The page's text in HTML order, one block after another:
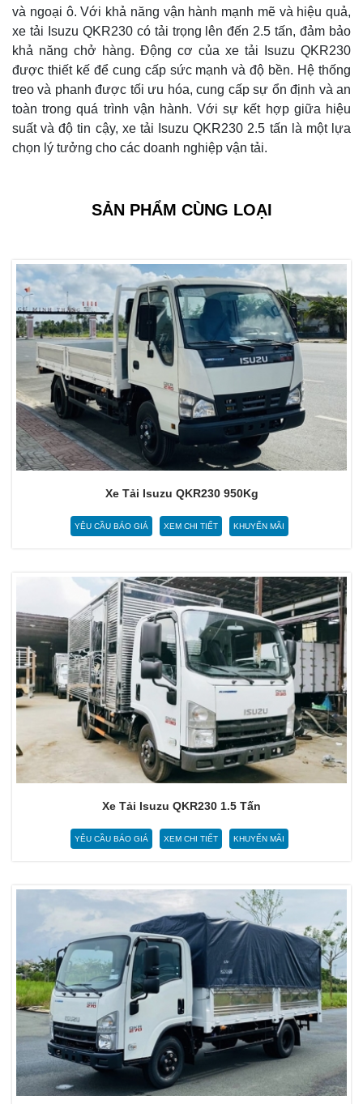
và ngoại ô. Với khả năng vận hành mạnh mẽ và hiệu quả,
xe tải Isuzu QKR230 có tải trọng lên đến 2.5 tấn, đảm bảo
khả năng chở hàng. Động cơ của xe tải Isuzu QKR230
được thiết kế để cung cấp sức mạnh và độ bền. Hệ thống
treo và phanh được tối ưu hóa, cung cấp sự ổn định và an
toàn trong quá trình vận hành. Với sự kết hợp giữa hiệu
suất và độ tin cậy, xe tải Isuzu QKR230 2.5 tấn là một lựa
chọn lý tưởng cho các doanh nghiệp vận tải.
SẢN PHẨM CÙNG LOẠI
Xe Tải Isuzu QKR230 950Kg
YÊU CẦU BÁO GIÁ XEM CHI TIẾT KHUYẾN MÃI
Xe Tải Isuzu QKR230 1.5 Tấn
YÊU CẦU BÁO GIÁ XEM CHI TIẾT KHUYẾN MÃI